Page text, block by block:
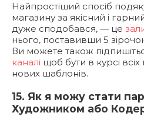
Найпростіший спосіб
магазину за якісний і
дуже сподобався, — це
нього, поставивши 5
Ви можете також
каналі щоб бути в курсі
нових шаблонів.
15. Як я можу стати
Художником або